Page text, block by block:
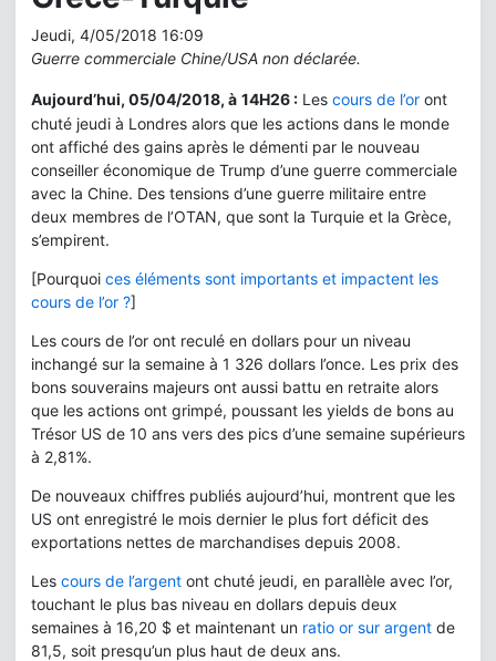
Jeudi, 4/05/2018 16:09
Guerre commerciale Chine/USA non déclarée.
Aujourd’hui, 05/04/2018, à 14H26 : Les cours de l’or ont
chuté jeudi à Londres alors que les actions dans le monde
ont affiché des gains après le démenti par le nouveau
conseiller économique de Trump d’une guerre commerciale
avec la Chine. Des tensions d’une guerre militaire entre
deux membres de l’OTAN, que sont la Turquie et la Grèce,
s’empirent.
[Pourquoi ces éléments sont importants et impactent les
cours de l’or ?]
Les cours de l’or ont reculé en dollars pour un niveau
inchangé sur la semaine à 1 326 dollars l’once. Les prix des
bons souverains majeurs ont aussi battu en retraite alors
que les actions ont grimpé, poussant les yields de bons au
Trésor US de 10 ans vers des pics d’une semaine supérieurs
à 2,81%.
De nouveaux chiffres publiés aujourd’hui, montrent que les
US ont enregistré le mois dernier le plus fort déficit des
exportations nettes de marchandises depuis 2008.
Les cours de l’argent ont chuté jeudi, en parallèle avec l’or,
touchant le plus bas niveau en dollars depuis deux
semaines à 16,20 $ et maintenant un ratio or sur argent de
81,5, soit presqu’un plus haut de deux ans.